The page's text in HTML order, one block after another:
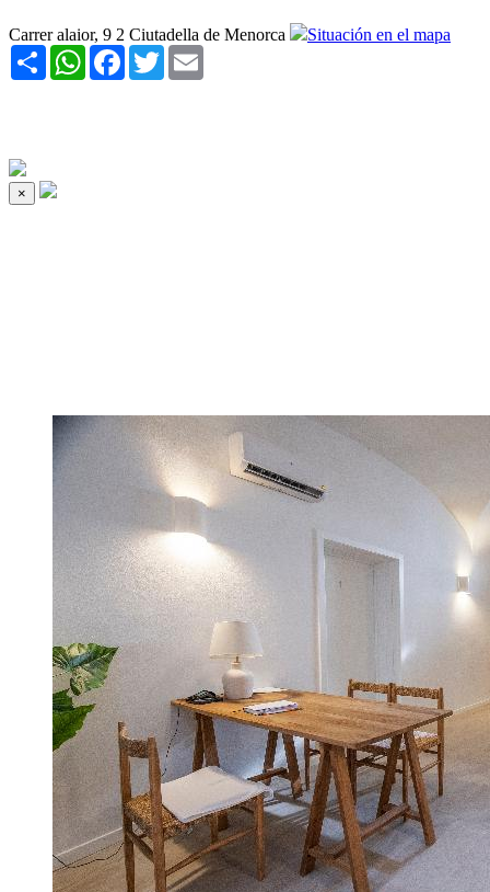
Carrer alaior, 9 2 Ciutadella de Menorca
Situación en el mapa
Share WhatsAppFacebook
Twitter
×